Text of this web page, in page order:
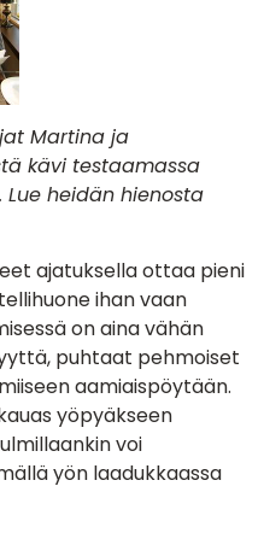
Martina ja
kävi testaamassa
heidän hienosta
ajatuksella ottaa pieni
ihan vaan
on aina vähän
puhtaat pehmoiset
aamiaispöytään.
yöpyäkseen
voi
yön laadukkaassa